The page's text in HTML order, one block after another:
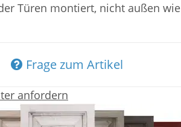
Türen montiert, nicht außen wie
Frage zum Artikel
anfordern